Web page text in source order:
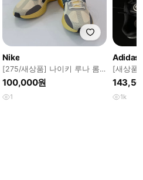
Nike
[275/새상품] 나이키 루나 롬
앨러배스터 앤 그린 어비스
DV2440
100,000원
1
Adidas
[새상품]
메탈릭
1k